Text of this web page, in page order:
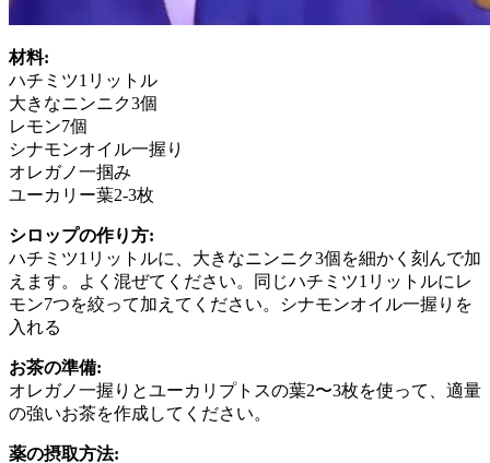
材料:
ハチミツ1リットル
大きなニンニク3個
レモン7個
シナモンオイル一握り
オレガノ一掴み
ユーカリー葉2-3枚
シロップの作り方:
ハチミツ1リットルに、大きなニンニク3個を細かく刻んで加
えます。よく混ぜてください。同じハチミツ1リットルにレ
モン7つを絞って加えてください。シナモンオイル一握りを
入れる
お茶の準備:
オレガノ一握りとユーカリプトスの葉2〜3枚を使って、適量
の強いお茶を作成してください。
薬の摂取方法: